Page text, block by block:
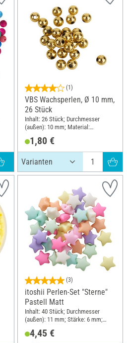
(1)
VBS Wachsperlen, Ø 10 mm,
26 Stück
Inhalt: 26 Stück; Durchmesser
(außen): 10 mm; Material:
1,80 €
(3)
itoshii Perlen-Set "Sterne"
Pastell Matt
Inhalt: 40 Stück; Durchmesser
(außen): 11 mm; Stärke: 6 mm;
4,45 €